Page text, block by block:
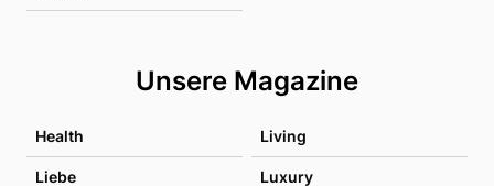
Unsere Magazine
Health Living
Liebe Luxury